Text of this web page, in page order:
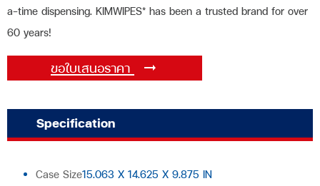
a-time dispensing. KIMWIPES* has been a trusted brand for over
60 years!
ขอใบเสนอราคา
Specification
Case Size15.063 X 14.625 X 9.875 IN